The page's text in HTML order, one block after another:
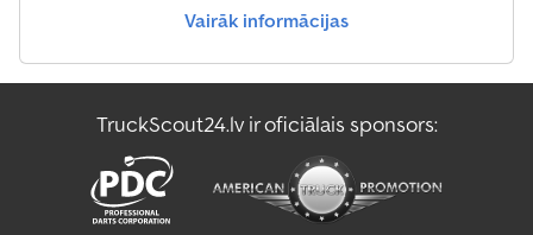
Vairāk informācijas
TruckScout24.lv ir oficiālais sponsors: